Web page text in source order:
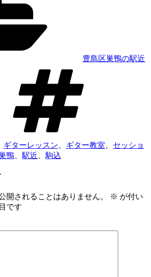
豊島区巣鴨の駅近
ギターレッスン ギター教室
セッショ
鴨 駅近 駒込
開されることはありません。 ※ が付い
です